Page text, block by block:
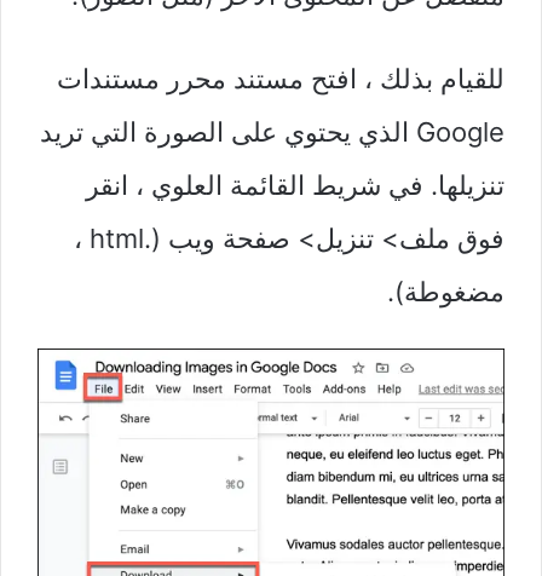
للقيام بذلك ، افتح مستند محرر مستندات
Google الذي يحتوي على الصورة التي تريد
تنزيلها. في شريط القائمة العلوي ، انقر
فوق ملف> تنزيل> صفحة ويب (.html ،
مضغوطة).